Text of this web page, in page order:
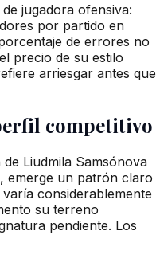
jugadora ofensiva:
por partido en
de errores no
precio de su estilo
arriesgar antes que
competitivo
Liudmila Samsónova
emerge un patrón claro
considerablemente
su terreno
pendiente. Los